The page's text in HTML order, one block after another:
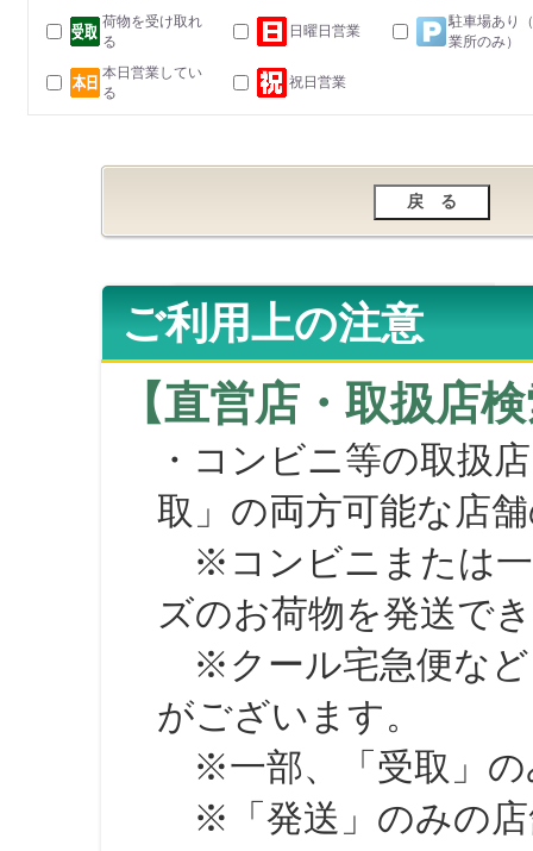
荷物を受け取れ
る
日曜日営業
駐車場あり
業所のみ）
本日営業してい
る
祝日営業
ご利用上の注意
【直営店・取扱店
・コンビニ等の取扱
取」の両方可能な店
※コンビニまたは一
ズのお荷物を発送で
※クール宅急便など
がございます。
※一部、「受取」の
※「発送」のみの店